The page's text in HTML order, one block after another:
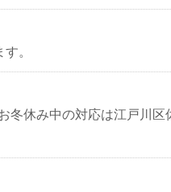
。
休み中の対応は江戸川区